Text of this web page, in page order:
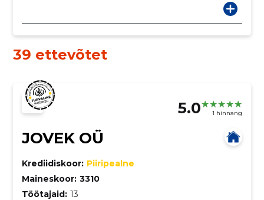
39 ettevõtet
5.0 1 hinnang
JOVEK OÜ
Krediidiskoor: Piiripealne
Maineskoor: 3310
Töötajaid: 13